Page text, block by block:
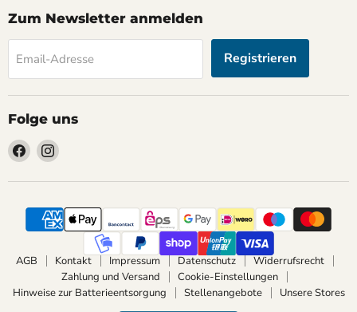
Zum Newsletter anmelden
Email-Adresse Registrieren
Folge uns
Finden
Sie
uns
Facebook
Finden
uns
Instagram
AGB Kontakt Impressum Datenschutz
Widerrufsrecht
Zahlung und Versand
Cookie-Einstellungen
Hinweise zur Batterieentsorgung
Stellenangebote Unsere Stores